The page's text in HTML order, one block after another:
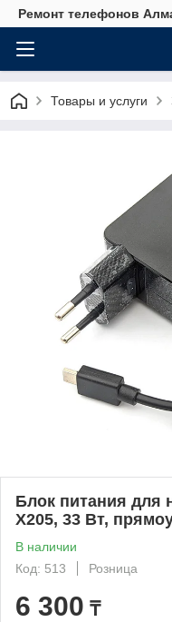
Ремонт телефонов
Товары и услуги
Блок питания для
X205, 33 Вт,
В наличии
Код: 513
Розница
6 300 ₸